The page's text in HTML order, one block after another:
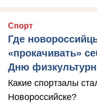
Спорт
Где
«прокачивать»
Дню
Какие спортзалы
Новороссийске?